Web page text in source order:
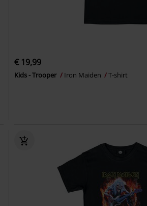
€ 19,99
Kids - Trooper Iron Maiden T-shirt